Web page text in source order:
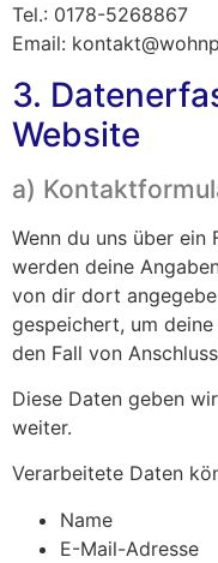
Tel.: 0178-5268867
Email:
3.
Website
a)
Wenn du uns über ein
werden deine
von dir dort
gespeichert, um
den Fall von
Diese Daten geben
weiter.
Verarbeitete Daten
Name
E-Mail-Adresse